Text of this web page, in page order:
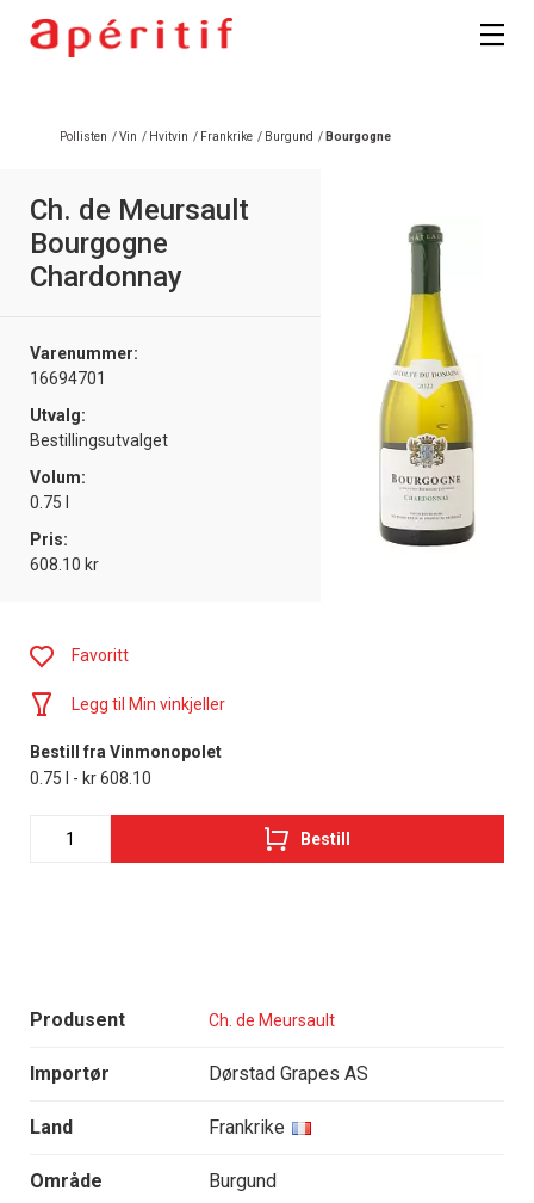
Pollisten /Vin / Hvitvin / Frankrike / Burgund / Bourgogne
Ch. de Meursault
Bourgogne
Chardonnay
Varenummer:
16694701
Utvalg:
Bestillingsutvalget
Volum:
0.75 l
Pris:
608.10 kr
Produsent Ch. de Meursault
Importør Dørstad Grapes AS
Land Frankrike
Område Burgund
Favoritt
Legg til Min vinkjeller
Bestill fra Vinmonopolet
0.75 l - kr 608.10
Bestill